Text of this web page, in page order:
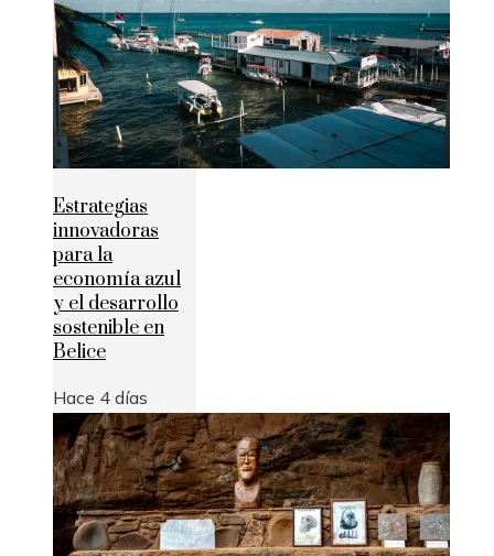
Estrategias
innovadoras
para la
economía azul
y el desarrollo
sostenible en
Belice
Hace 4 días